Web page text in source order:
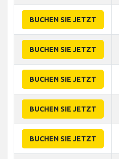
BUCHEN SIE JETZT
BUCHEN SIE JETZT
BUCHEN SIE JETZT
BUCHEN SIE JETZT
BUCHEN SIE JETZT